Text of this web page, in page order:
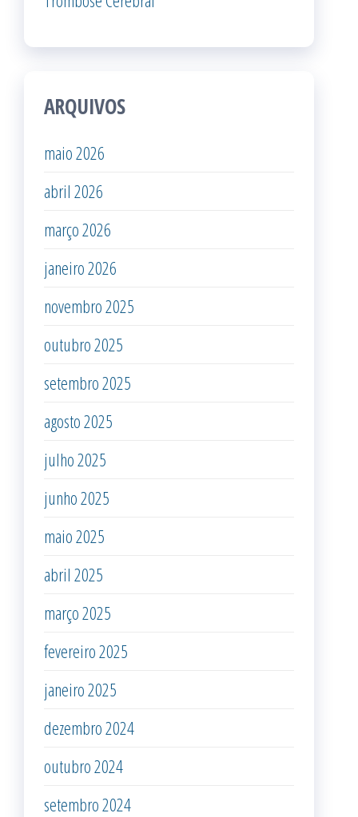
ARQUIVOS
maio 2026
abril 2026
março 2026
janeiro 2026
novembro 2025
outubro 2025
setembro 2025
agosto 2025
julho 2025
junho 2025
maio 2025
abril 2025
março 2025
fevereiro 2025
janeiro 2025
dezembro 2024
outubro 2024
setembro 2024